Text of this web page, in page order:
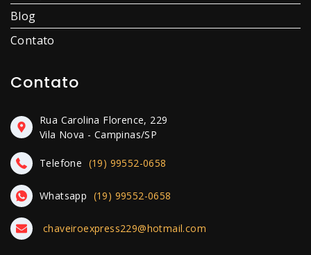
Blog
Contato
Contato
Rua Carolina Florence, 229
Vila Nova - Campinas/SP
Telefone (19) 99552-0658
Whatsapp (19) 99552-0658
chaveiroexpress229@hotmail.com